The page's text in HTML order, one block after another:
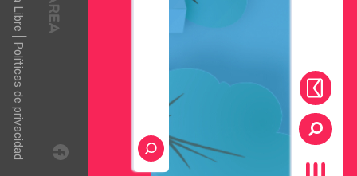
|
Políticas de privacidad